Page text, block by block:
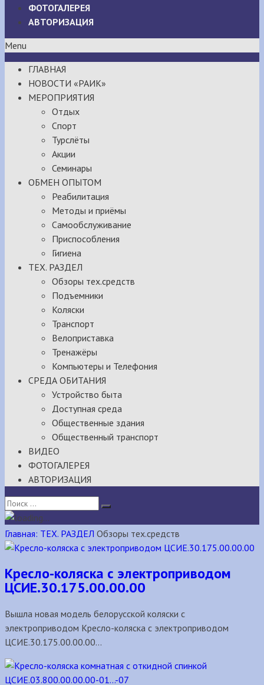
ФОТОГАЛЕРЕЯ
АВТОРИЗАЦИЯ
Menu
ГЛАВНАЯ
НОВОСТИ «РАИК»
МЕРОПРИЯТИЯ
Отдых
Спорт
Турслёты
Акции
Семинары
ОБМЕН ОПЫТОМ
Реабилитация
Методы и приёмы
Самообслуживание
Приспособления
Гигиена
ТЕХ. РАЗДЕЛ
Обзоры тех.средств
Подъемники
Коляски
Транспорт
Велоприставка
Тренажёры
Компьютеры и Телефония
СРЕДА ОБИТАНИЯ
Устройство быта
Доступная среда
Общественные здания
Общественный транспорт
ВИДЕО
ФОТОГАЛЕРЕЯ
АВТОРИЗАЦИЯ
Главная: ТЕХ. РАЗДЕЛ Обзоры тех.средств
Кресло-коляска с электроприводом
ЦСИЕ.30.175.00.00.00
Вышла новая модель белорусской коляски с
электроприводом Кресло-коляска с электроприводом
ЦСИЕ.30.175.00.00.00...